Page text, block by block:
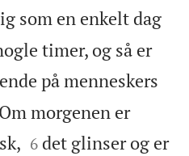
som en enkelt dag
timer, og så er
på menneskers
morgenen er


6 det glinser og er